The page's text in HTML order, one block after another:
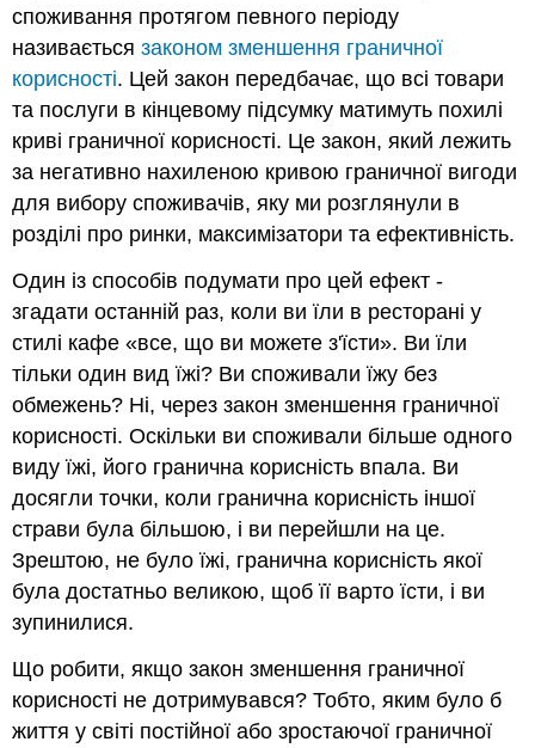
споживання протягом певного періоду
називаєтьсязаконом зменшення граничної
корисності. Цей закон передбачає, що всі товари
та послуги в кінцевому підсумку матимуть похилі
криві граничної корисності. Це закон, який лежить
за негативно нахиленою кривою граничної вигоди
для вибору споживачів, яку ми розглянули в
розділі про ринки, максимізатори та ефективність.
Один із способів подумати про цей ефект -
згадати останній раз, коли ви їли в ресторані у
стилі кафе «все, що ви можете з'їсти». Ви їли
тільки один вид їжі? Ви споживали їжу без
обмежень? Ні, через закон зменшення граничної
корисності. Оскільки ви споживали більше одного
виду їжі, його гранична корисність впала. Ви
досягли точки, коли гранична корисність іншої
страви була більшою, і ви перейшли на це.
Зрештою, не було їжі, гранична корисність якої
була достатньо великою, щоб її варто їсти, і ви
зупинилися.
Що робити, якщо закон зменшення граничної
корисності не дотримувався? Тобто, яким було б
життя у світі постійної або зростаючої граничної